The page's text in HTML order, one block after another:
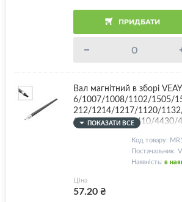
ПРИДБАТИ
Вал магнітний в зборі
6/1007/1008/1102/1505/
212/1214/1217/1120/
127/Canon MF4410/
80/4730/4750/4780/4870/
0/3100/3250/6000/6020/
A/CE278A/CE285A/Canon
28 + комплект втулок!
лів!
ПОКАЗАТИ ВСЕ
Код товару:
Постачальник:
Наявність: в
Ціна
57.20₴